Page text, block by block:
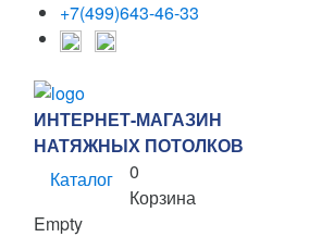
+7(499)643-46-33
ИНТЕРНЕТ-МАГАЗИН
НАТЯЖНЫХ ПОТОЛКОВ
Каталог
0
Корзина
Empty